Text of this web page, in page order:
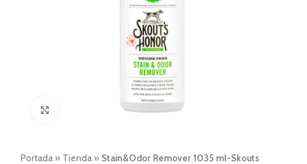
Portada » Tienda » Stain&Odor Remover 1035 ml-Skouts